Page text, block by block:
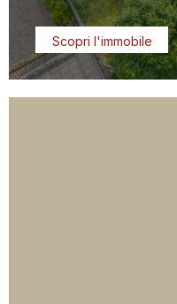
Scopri l'immobile